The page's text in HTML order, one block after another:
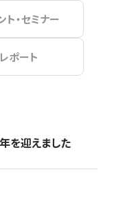
ト・セミナー
レポート
を迎えました